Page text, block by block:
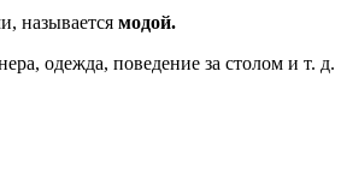
называется модой.
одежда, поведение за столом и т. д.